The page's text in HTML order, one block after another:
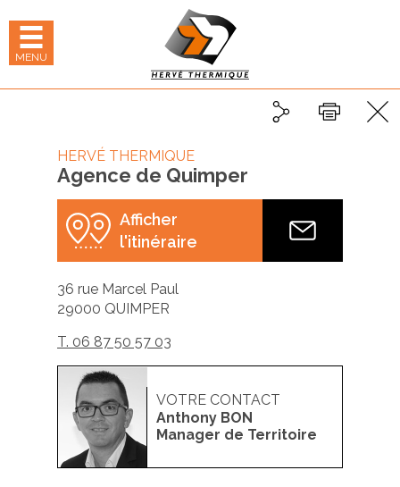
MENU
LE MENU MOBILE
Partager
Partager sur
Partager
Imprimer
HERVÉ THERMIQUE
Agence de Quimper
Afficher
l'itinéraire
36 rue Marcel Paul
29000 QUIMPER
T. 06 87 50 57 03
VOTRE CONTACT
Anthony BON
Manager de Territoire
Panneau de gestion des cookies